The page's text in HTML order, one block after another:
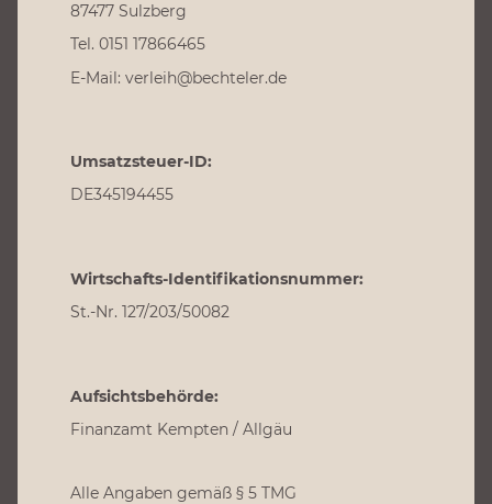
87477 Sulzberg
Tel. 0151 17866465
E-Mail: verleih@bechteler.de
Umsatzsteuer-ID:
DE345194455
Wirtschafts-Identifikationsnummer:
St.-Nr. 127/203/50082
Aufsichtsbehörde:
Finanzamt Kempten / Allgäu
Alle Angaben gemäß § 5 TMG